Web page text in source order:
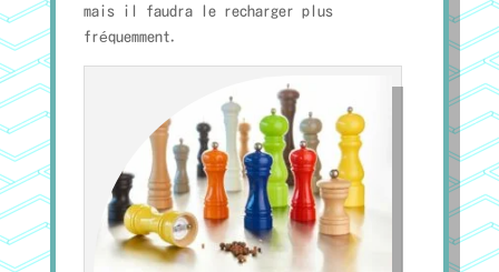
mais il faudra le recharger plus
fréquemment.